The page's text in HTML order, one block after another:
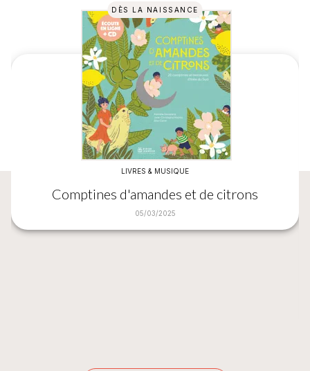
DÈS LA NAISSANCE
LIVRES & MUSIQUE
Comptines d'amandes et de citrons
05/03/2025